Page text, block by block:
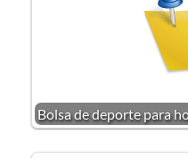
Bolsa de deporte para